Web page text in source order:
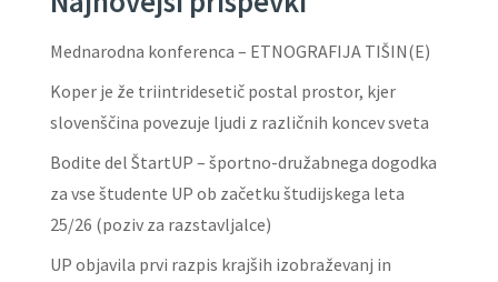
Mednarodna konferenca – ETNOGRAFIJA TIŠIN(E)
Koper je že triintridesetič postal prostor, kjer
slovenščina povezuje ljudi z različnih koncev sveta
Bodite del ŠtartUP – športno-družabnega dogodka
za vse študente UP ob začetku študijskega leta
25/26 (poziv za razstavljalce)
UP objavila prvi razpis krajših izobraževanj in